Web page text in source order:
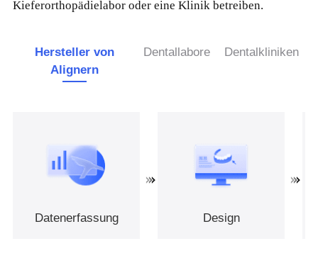
Kieferorthopädielabor oder eine Klinik betreiben.
Hersteller von
Alignern
Dentallabore Dentalkliniken
Datenerfassung Design